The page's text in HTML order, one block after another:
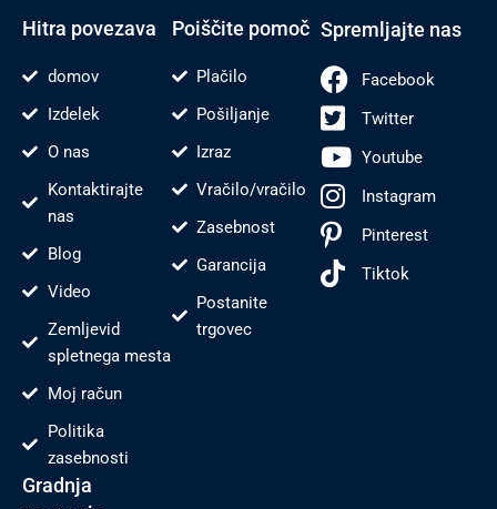
Hitra povezava
domov
Izdelek
O nas
Kontaktirajte
nas
Blog
Video
Zemljevid
spletnega mesta
Moj račun
Politika
zasebnosti
Poiščite pomoč
Plačilo
Pošiljanje
Izraz
Vračilo/vračilo
Zasebnost
Garancija
Postanite
trgovec
Spremljajte nas
Facebook
Twitter
Youtube
Instagram
Pinterest
Tiktok
Gradnja